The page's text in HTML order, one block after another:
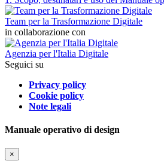
Team per la Trasformazione Digitale
in collaborazione con
Agenzia per l'Italia Digitale
Seguici su
Privacy policy
Cookie policy
Note legali
Manuale operativo di design
×